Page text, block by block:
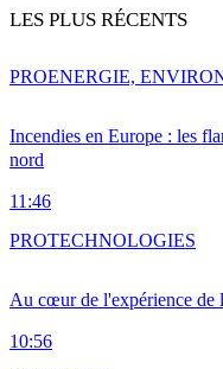
LES PLUS RÉCENTS
Incendies en Europe : les
nord
11:46
PROENERGIE,
Au cœur de l'expérience de
10:56
PROTECHNOLOGIES